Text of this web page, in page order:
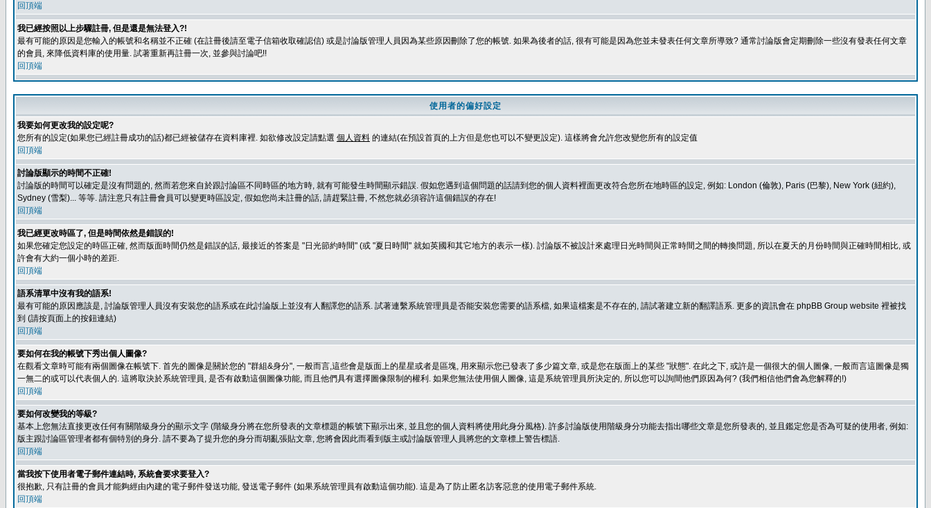
回頂端
我已經按照以上步驟註冊, 但是還是無法登入?!
最有可能的原因是您輸入的帳號和名稱並不正確 (在註冊後請至電子信箱收取確認信) 或是討論版管理人員因為某些原因刪除了您的帳號. 如果為後者的話, 很有可能是因為您並未發表任何文章所導致? 通常討論版會定期刪除一些沒有發表任何文章
的會員, 來降低資料庫的使用量. 試著重新再註冊一次, 並參與討論吧!!
回頂端
使用者的偏好設定
我要如何更改我的設定呢?
您所有的設定(如果您已經註冊成功的話)都已經被儲存在資料庫裡. 如欲修改設定請點選 個人資料 的連結(在預設首頁的上方但是您也可以不變更設定). 這樣將會允許您改變您所有的設定值
回頂端
討論版顯示的時間不正確!
討論版的時間可以確定是沒有問題的, 然而若您來自於跟討論區不同時區的地方時, 就有可能發生時間顯示錯誤. 假如您遇到這個問題的話請到您的個人資料裡面更改符合您所在地時區的設定, 例如: London (倫敦), Paris (巴黎), New York (紐約),
Sydney (雪梨)... 等等. 請注意只有註冊會員可以變更時區設定, 假如您尚未註冊的話, 請趕緊註冊, 不然您就必須容許這個錯誤的存在!
回頂端
我已經更改時區了, 但是時間依然是錯誤的!
如果您確定您設定的時區正確, 然而版面時間仍然是錯誤的話, 最接近的答案是 "日光節約時間" (或 "夏日時間" 就如英國和其它地方的表示一樣). 討論版不被設計來處理日光時間與正常時間之間的轉換問題, 所以在夏天的月份時間與正確時間相比, 或
許會有大約一個小時的差距.
回頂端
語系清單中沒有我的語系!
最有可能的原因應該是, 討論版管理人員沒有安裝您的語系或在此討論版上並沒有人翻譯您的語系. 試著連繫系統管理員是否能安裝您需要的語系檔, 如果這檔案是不存在的, 請試著建立新的翻譯語系. 更多的資訊會在 phpBB Group website 裡被找
到 (請按頁面上的按鈕連結)
回頂端
要如何在我的帳號下秀出個人圖像?
在觀看文章時可能有兩個圖像在帳號下. 首先的圖像是關於您的 "群組&身分", 一般而言,這些會是版面上的星星或者是區塊, 用來顯示您已發表了多少篇文章, 或是您在版面上的某些 "狀態". 在此之下, 或許是一個很大的個人圖像, 一般而言這圖像是獨
一無二的或可以代表個人的. 這將取決於系統管理員, 是否有啟動這個圖像功能, 而且他們具有選擇圖像限制的權利. 如果您無法使用個人圖像, 這是系統管理員所決定的, 所以您可以詢間他們原因為何? (我們相信他們會為您解釋的!)
回頂端
要如何改變我的等級?
基本上您無法直接更改任何有關階級身分的顯示文字 (階級身分將在您所發表的文章標題的帳號下顯示出來, 並且您的個人資料將使用此身分風格). 許多討論版使用階級身分功能去指出哪些文章是您所發表的, 並且鑑定您是否為可疑的使用者, 例如:
版主跟討論區管理者都有個特別的身分. 請不要為了提升您的身分而胡亂張貼文章, 您將會因此而看到版主或討論版管理人員將您的文章標上警告標語.
回頂端
當我按下使用者電子郵件連結時, 系統會要求要登入?
很抱歉, 只有註冊的會員才能夠經由內建的電子郵件發送功能, 發送電子郵件 (如果系統管理員有啟動這個功能). 這是為了防止匿名訪客惡意的使用電子郵件系統.
回頂端